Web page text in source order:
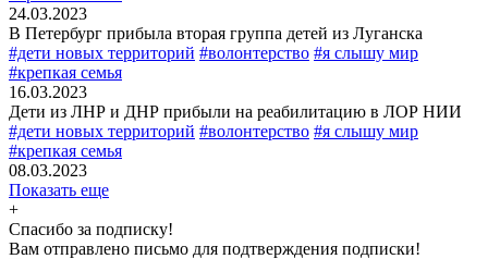
24.03.2023
В Петербург прибыла вторая группа детей из Луганска
#дети новых территорий #волонтерство #я слышу мир
#крепкая семья
16.03.2023
Дети из ЛНР и ДНР прибыли на реабилитацию в ЛОР НИИ
#дети новых территорий #волонтерство #я слышу мир
#крепкая семья
08.03.2023
Показать еще
+
Спасибо за подписку!
Вам отправлено письмо для подтверждения подписки!